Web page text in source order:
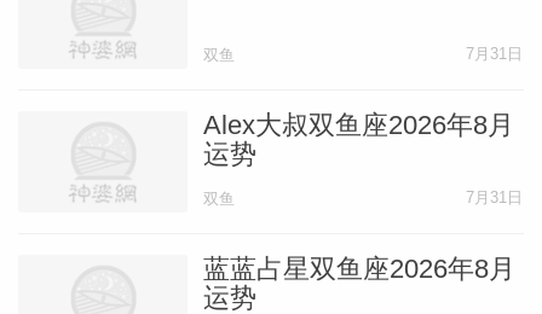
双鱼 7月31日
Alex大叔双鱼座2026年8月
运势
双鱼 7月31日
蓝蓝占星双鱼座2026年8月
运势